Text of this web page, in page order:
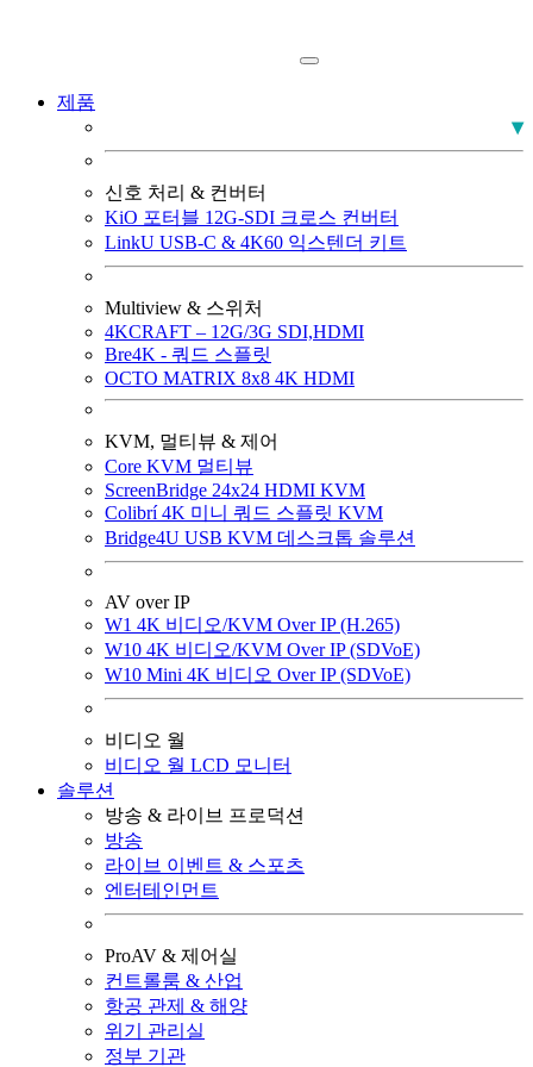
제품
신호 처리 & 컨버터
KiO 포터블 12G-SDI 크로스 컨버터
LinkU USB-C & 4K60 익스텐더 키트
Multiview & 스위처
4KCRAFT – 12G/3G SDI,HDMI
Bre4K - 쿼드 스플릿
OCTO MATRIX 8x8 4K HDMI
KVM, 멀티뷰 & 제어
Core KVM 멀티뷰
ScreenBridge 24x24 HDMI KVM
Colibrí 4K 미니 쿼드 스플릿 KVM
Bridge4U USB KVM 데스크톱 솔루션
AV over IP
W1 4K 비디오/KVM Over IP (H.265)
W10 4K 비디오/KVM Over IP (SDVoE)
W10 Mini 4K 비디오 Over IP (SDVoE)
비디오 월
비디오 월 LCD 모니터
솔루션
방송 & 라이브 프로덕션
방송
라이브 이벤트 & 스포츠
엔터테인먼트
ProAV & 제어실
컨트롤룸 & 산업
항공 관제 & 해양
위기 관리실
정부 기관